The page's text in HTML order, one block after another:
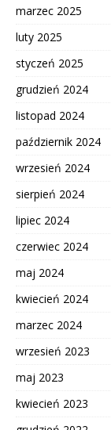
marzec 2025
luty 2025
styczeń 2025
grudzień 2024
listopad 2024
październik 2024
wrzesień 2024
sierpień 2024
lipiec 2024
czerwiec 2024
maj 2024
kwiecień 2024
marzec 2024
wrzesień 2023
maj 2023
kwiecień 2023